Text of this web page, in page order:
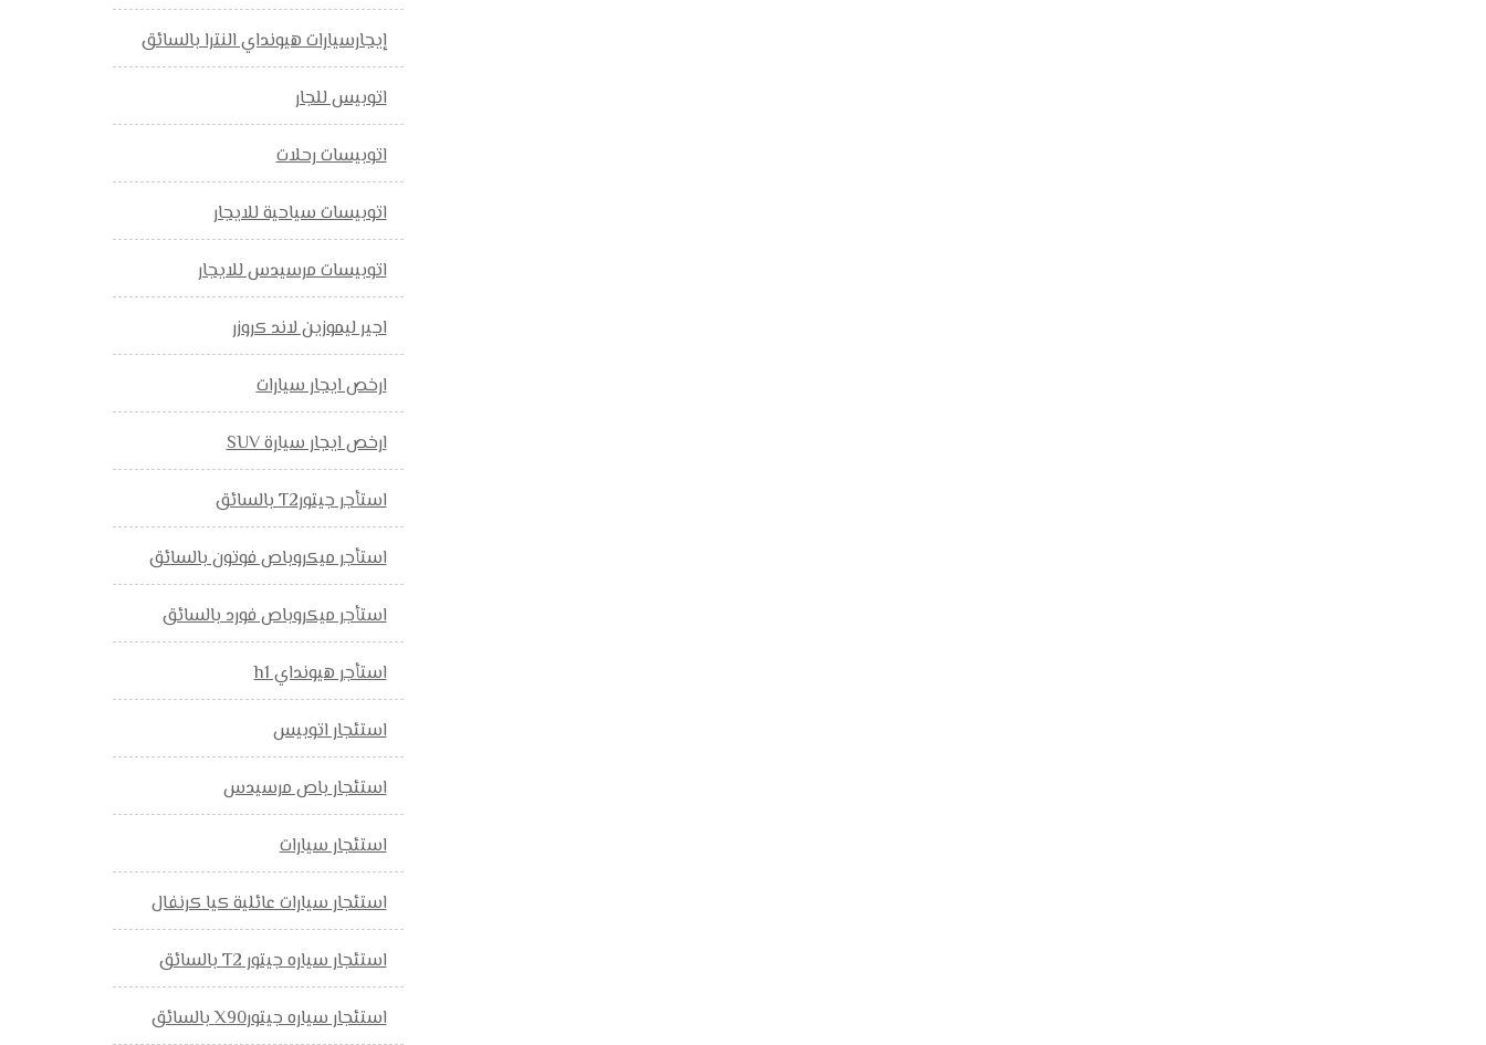
إيجارسيارات هيونداي النترا بالسائق
اتوبيس للجار
اتوبيسات رحلات
اتوبيسات سياحية للايجار
اتوبيسات مرسيدس للايجار
اجير ليموزين لاند كروزر
ارخص ايجار سيارات
ارخص ايجار سيارة SUV
استأجر جيتورT2 بالسائق
استأجر ميكروباص فوتون بالسائق
استأجر ميكروباص فورد بالسائق
استأجر هيونداي h1
استئجار اتوبيس
استئجار باص مرسيدس
استئجار سيارات
استئجار سيارات عائلية كيا كرنفال
استئجار سياره جيتور T2 بالسائق
استئجار سياره جيتورX90 بالسائق